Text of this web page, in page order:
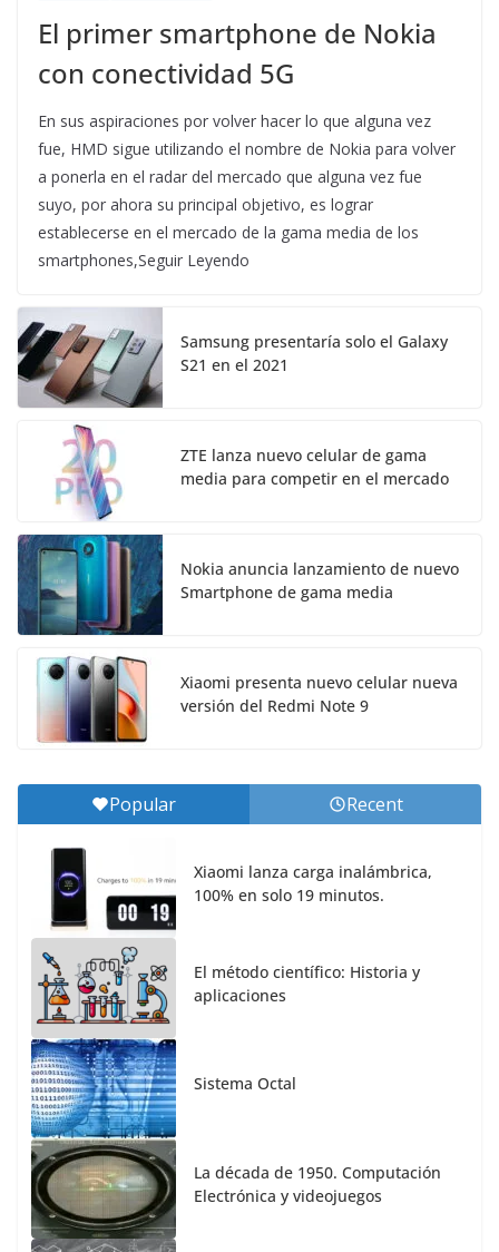
El primer smartphone de Nokia
con conectividad 5G
En sus aspiraciones por volver hacer lo que alguna vez
fue, HMD sigue utilizando el nombre de Nokia para volver
a ponerla en el radar del mercado que alguna vez fue
suyo, por ahora su principal objetivo, es lograr
establecerse en el mercado de la gama media de los
smartphones,Seguir Leyendo
Samsung presentaría solo el Galaxy
S21 en el 2021
ZTE lanza nuevo celular de gama
media para competir en el mercado
Nokia anuncia lanzamiento de nuevo
Smartphone de gama media
Xiaomi presenta nuevo celular nueva
versión del Redmi Note 9
Popular Recent
Xiaomi lanza carga inalámbrica,
100% en solo 19 minutos.
El método científico: Historia y
aplicaciones
Sistema Octal
La década de 1950. Computación
Electrónica y videojuegos